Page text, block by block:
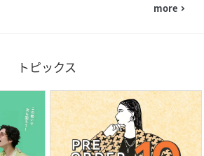
more navigate_next
トピックス